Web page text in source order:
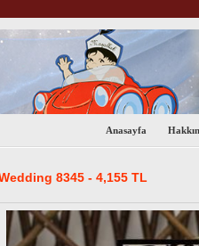
Anasayfa
8345 - 4,155 TL